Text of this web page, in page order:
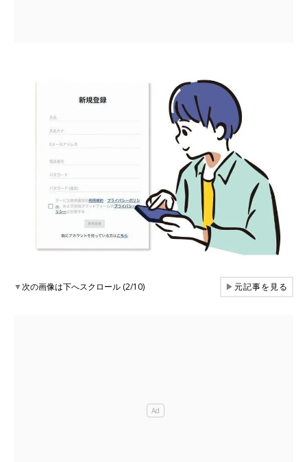
▼次の画像は下へスクロール (2/10) ▶元記事を見る